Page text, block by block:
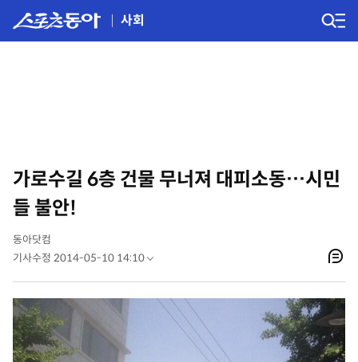
사회
가로수길 6층 건물 무너져 대피소동…시민
들 불안!
동아닷컴
기사수정 2014-05-10 14:10